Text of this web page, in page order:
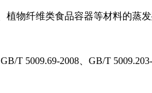
物纤维类食品容器等材料的蒸发
T 5009.69-2008、GB/T